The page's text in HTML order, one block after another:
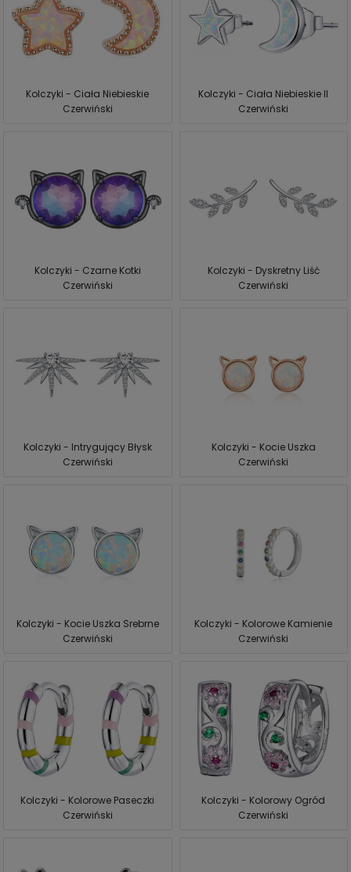
Kolczyki - Ciała Niebieskie
Czerwiński
Kolczyki - Ciała Niebieskie II
Czerwiński
Kolczyki - Czarne Kotki
Czerwiński
Kolczyki - Dyskretny Liść
Czerwiński
Kolczyki - Intrygujący Błysk
Czerwiński
Kolczyki - Kocie Uszka
Czerwiński
Kolczyki - Kocie Uszka Srebrne
Czerwiński
Kolczyki - Kolorowe Kamienie
Czerwiński
Kolczyki - Kolorowe Paseczki
Czerwiński
Kolczyki - Kolorowy Ogród
Czerwiński